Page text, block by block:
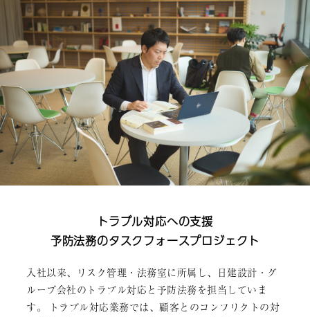
トラブル対応への支援
予防法務のタスクフォースプロジェクト
入社以来、リスク管理・法務室に所属し、日建設計・グ
ループ会社のトラブル対応と予防法務を担当していま
す。 トラブル対応業務では、顧客とのコンフリクトの対